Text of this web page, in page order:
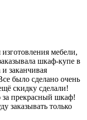
мебели,
шкаф-купе в
заканчивая
было сделано очень
скидку сделали!
за прекрасный шкаф!
заказывать только